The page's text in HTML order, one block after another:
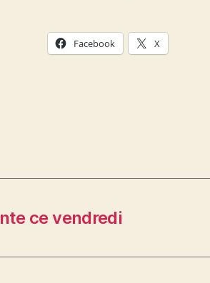
Facebook X
ce vendredi